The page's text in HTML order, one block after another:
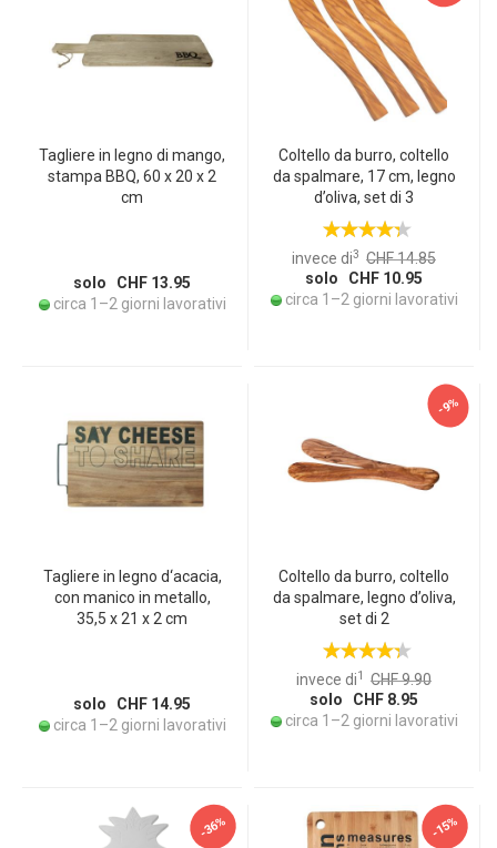
Tagliere in legno di mango,
stampa BBQ, 60 x 20 x 2
cm
solo CHF 13.95
circa 1–2 giorni lavorativi
Coltello da burro, coltello
da spalmare, 17 cm, legno
d’oliva, set di 3
invece di3 CHF 14.85
solo CHF 10.95
circa 1–2 giorni lavorativi
Tagliere in legno d‘acacia,
con manico in metallo,
35,5 x 21 x 2 cm
solo CHF 14.95
circa 1–2 giorni lavorativi
-9%
Coltello da burro, coltello
da spalmare, legno d’oliva,
set di 2
invece di1
CHF 9.90
solo CHF 8.95
circa 1–2 giorni lavorativi
-36% -15%